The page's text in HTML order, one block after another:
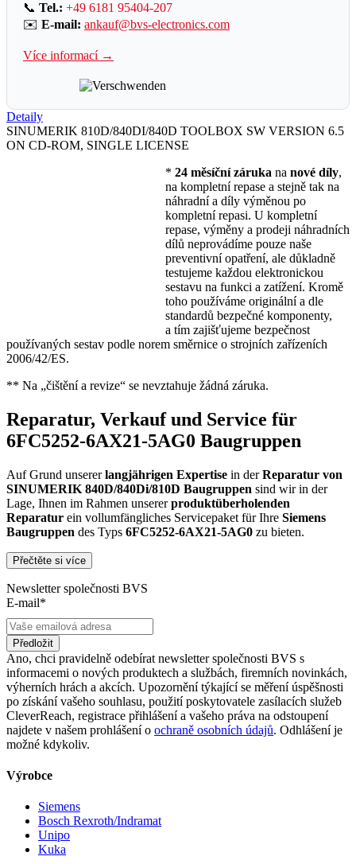
📞 Tel.: +49 6181 95404-207
✉️ E-mail: ankauf@bvs-electronics.com
Více informací →
Detaily
SINUMERIK 810D/840DI/840D TOOLBOX SW VERSION 6.5
ON CD-ROM, SINGLE LICENSE
* 24 měsíční záruka na nové díly,
na kompletní repase a stejně tak na
náhradní a díly výměnou po
kompletní repasi. U kompletní
repase, výměny a prodeji náhradních
dílů neprovádíme pouze naše
preventivní opatření, ale důkladně
testujeme každou elektronickou
sestavu na funkci a zatížení. Kromě
toho používáme originální a dle
standardů bezpečné komponenty,
a tím zajišťujeme bezpečnost
používaných sestav podle norem směrnice o strojních zařízeních
2006/42/ES.
** Na „čištění a revize“ se nevztahuje žádná záruka.
Reparatur, Verkauf und Service für
6FC5252-6AX21-5AG0 Baugruppen
Auf Grund unsererlangjährigen Expertise in derReparatur von
SINUMERIK 840D/840Di/810D Baugruppen sind wir in der
Lage, Ihnen im Rahmen unsererproduktüberholenden
Reparatur ein vollumfängliches Servicepaket für Ihre Siemens
Baugruppen des Typs 6FC5252-6AX21-5AG0 zu bieten.
Dies unterscheidet unsere
konventionellen Reparaturen:
oder einem höheren Verschleiß unterliegen
Anlehnung unserer Reparatur an die EG-
Maschinenrichtlinie 2006/42/EG
Austausch aller Komponenten, die als Schwachstellen
identifiziert werden und somit ein Sicherheitsrisiko für die
Maschine und deren Betreiber darstellen
Ausschließliche Verwendung der vom Hersteller oder
Gesetzgeber neuen & zugelassenen Komponenten
Überprüfung aller relevanten Funktionen in Form von
Mit unserer
unseremzertifizierten Reparaturprozess
Qualität zu priorisieren.
Verkauf von Ersatz- und Austauschteilen
Přečtěte si více
Newsletter společnosti BVS
E-mail*
Předložit
Ano, chci pravidelně odebírat newsletter společnosti BVS s
informacemi o nových produktech a službách, firemních novinkách,
výherních hrách a akcích. Upozornění týkající se měření úspěšnosti
po získání vašeho souhlasu, použití poskytovatele zasílacích služeb
CleverReach, registrace přihlášení a vašeho práva na odstoupení
najdete v našem prohlášení o ochraně osobních údajů. Odhlášení je
možné kdykoliv.
Výrobce
Siemens
Bosch Rexroth/Indramat
Unipo
Kuka